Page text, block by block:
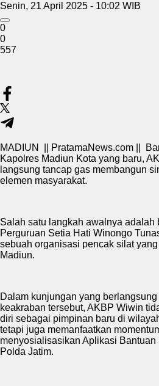
Senin, 21 April 2025 - 10:02 WIB
0
0
557
MADIUN || PratamaNews.com ||
Kapolres Madiun Kota yang baru,
langsung tancap gas membangun
elemen masyarakat.
Salah satu langkah awalnya adalah
Perguruan Setia Hati Winongo
sebuah organisasi pencak silat
Madiun.
Dalam kunjungan yang
keakraban tersebut, AKBP Wiwin
diri sebagai pimpinan baru di
tetapi juga memanfaatkan
menyosialisasikan Aplikasi
Polda Jatim.